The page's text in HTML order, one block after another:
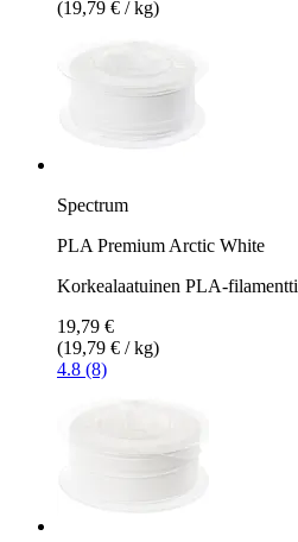
(19,79 € / kg)
Spectrum
PLA Premium Arctic White
Korkealaatuinen PLA-filamentti
19,79 €
(19,79 € / kg)
4.8 (8)